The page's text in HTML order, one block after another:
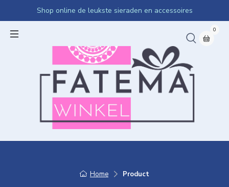
Shop online de leukste sieraden en accessoires
0
Home Product